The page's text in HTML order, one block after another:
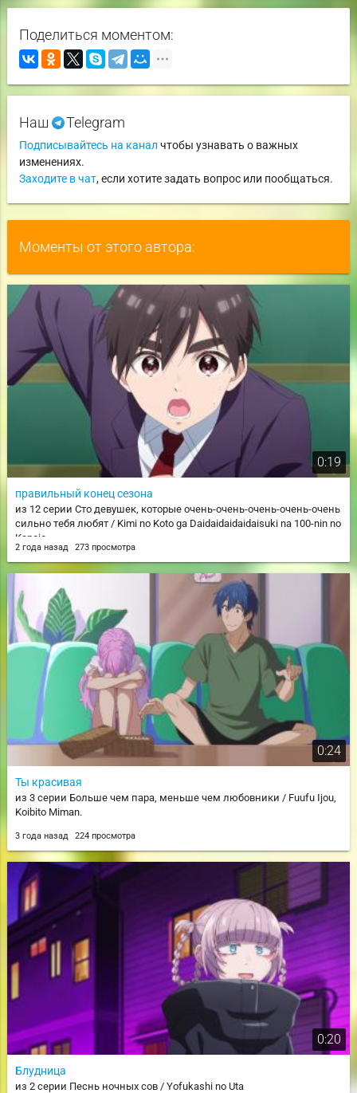
Поделиться моментом:
Наш Telegram
Подписывайтесь на канал чтобы узнавать о важных
изменениях.
Заходите в чат, если хотите задать вопрос или пообщаться.
Моменты от этого автора:
0:19
правильный конец сезона
из 12 серии Сто девушек, которые очень-очень-очень-очень-очень
сильно тебя любят / Kimi no Koto ga Daidaidaidaidaisuki na 100-nin no
Kanojo
2 года назад 273 просмотра
0:24
Ты красивая
из 3 серии Больше чем пара, меньше чем любовники / Fuufu Ijou,
Koibito Miman.
3 года назад 224 просмотра
0:20
Блудница
из 2 серии Песнь ночных сов / Yofukashi no Uta